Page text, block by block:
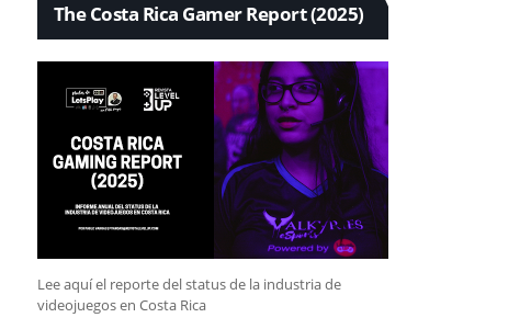
The Costa Rica Gamer Report (2025)
Lee aquí el reporte del status de la industria de
videojuegos en Costa Rica